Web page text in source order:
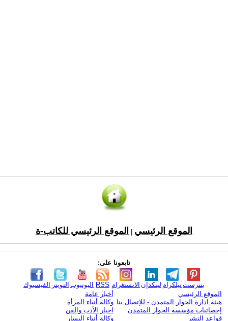
الموقع الرئيسي الموقع الرئيسي للكاتب-ة
تابعونا على:
الفيسبوك التويتر اليوتيوب RSS الانستغرام لينكدإن تيلكرامبنترست
الموقع الرئيسي
هيئة ادارة الحوار المتمدن - للإتصال بنا
إحصائيات مؤسسة الحوار المتمدن
قواعد النشر
أخبار عامة
وكالة أنباء المرأة
اخبار الأدب والفن
وكالة أنباء اليسار